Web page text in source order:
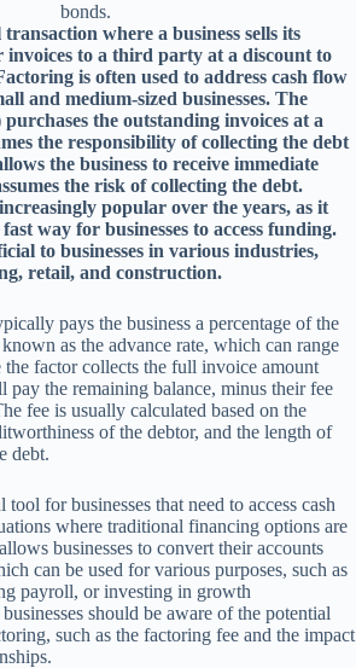
bonds.
where a business sells its
invoices to a third party at a discount to
is often used to address cash flow
and medium-sized businesses. The
the outstanding invoices at a
the responsibility of collecting the debt
the business to receive immediate
the risk of collecting the debt.
popular over the years, as it
way for businesses to access funding.
to businesses in various industries,
retail, and construction.
pays the business a percentage of the
as the advance rate, which can range
factor collects the full invoice amount
pay the remaining balance, minus their fee
fee is usually calculated based on the
of the debtor, and the length of
debt.
for businesses that need to access cash
where traditional financing options are
businesses to convert their accounts
can be used for various purposes, such as
payroll, or investing in growth
should be aware of the potential
such as the factoring fee and the impact